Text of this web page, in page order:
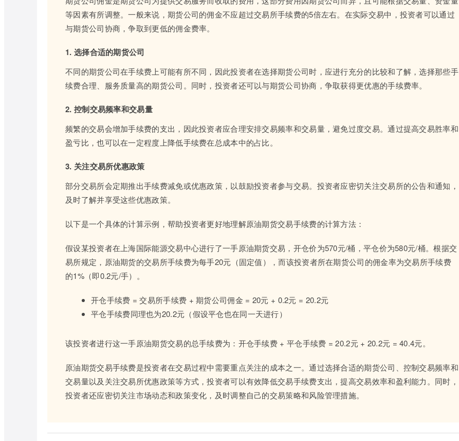
等因素有所调整。一般来说，期货公司的佣金不应超过交易所手续费的5倍左右。在实际交易中，投资者可以通过
与期货公司协商，争取到更低的佣金费率。
1. 选择合适的期货公司
不同的期货公司在手续费上可能有所不同，因此投资者在选择期货公司时，应进行充分的比较和了解，选择那些手
续费合理、服务质量高的期货公司。同时，投资者还可以与期货公司协商，争取获得更优惠的手续费率。
2. 控制交易频率和交易量
频繁的交易会增加手续费的支出，因此投资者应合理安排交易频率和交易量，避免过度交易。通过提高交易胜率和
盈亏比，也可以在一定程度上降低手续费在总成本中的占比。
3. 关注交易所优惠政策
部分交易所会定期推出手续费减免或优惠政策，以鼓励投资者参与交易。投资者应密切关注交易所的公告和通知，
及时了解并享受这些优惠政策。
以下是一个具体的计算示例，帮助投资者更好地理解原油期货交易手续费的计算方法：
假设某投资者在上海国际能源交易中心进行了一手原油期货交易，开仓价为570元/桶，平仓价为580元/桶。根据交
易所规定，原油期货的交易所手续费为每手20元（固定值），而该投资者所在期货公司的佣金率为交易所手续费
的1%（即0.2元/手）。
开仓手续费 = 交易所手续费 + 期货公司佣金 = 20元 + 0.2元 = 20.2元
平仓手续费同理也为20.2元（假设平仓也在同一天进行）
该投资者进行这一手原油期货交易的总手续费为：开仓手续费 + 平仓手续费 = 20.2元 + 20.2元 = 40.4元。
原油期货交易手续费是投资者在交易过程中需要重点关注的成本之一。通过选择合适的期货公司、控制交易频率和
交易量以及关注交易所优惠政策等方式，投资者可以有效降低交易手续费支出，提高交易效率和盈利能力。同时，
投资者还应密切关注市场动态和政策变化，及时调整自己的交易策略和风险管理措施。